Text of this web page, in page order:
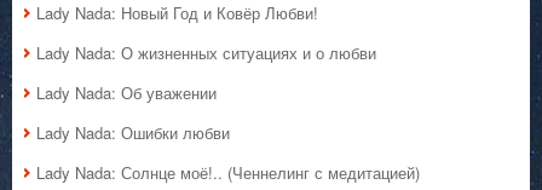
Lady Nada: Новый Год и Ковёр Любви!
Lady Nada: О жизненных ситуациях и о любви
Lady Nada: Об уважении
Lady Nada: Ошибки любви
Lady Nada: Солнце моё!.. (Ченнелинг с медитацией)